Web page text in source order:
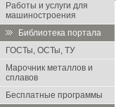
Работы и услуги для
машиностроения
Библиотека портала
ГОСТы, ОСТы, ТУ
Марочник металлов и
сплавов
Бесплатные программы